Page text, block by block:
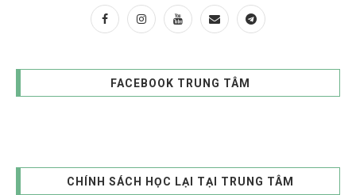
FACEBOOK TRUNG TÂM
CHÍNH SÁCH HỌC LẠI TẠI TRUNG TÂM